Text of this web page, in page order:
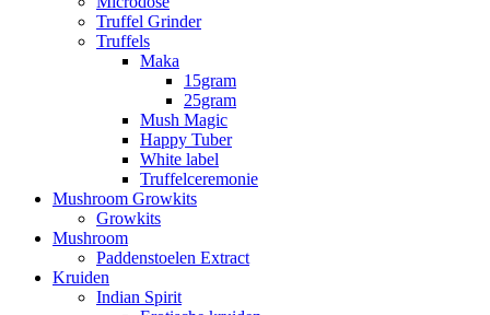
Truffel Grinder
Truffels
Maka
15gram
25gram
Mush Magic
Happy Tuber
White label
Truffelceremonie
Mushroom Growkits
Growkits
Mushroom
Paddenstoelen Extract
Kruiden
Indian Spirit